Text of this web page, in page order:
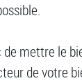
de mettre le
de votre